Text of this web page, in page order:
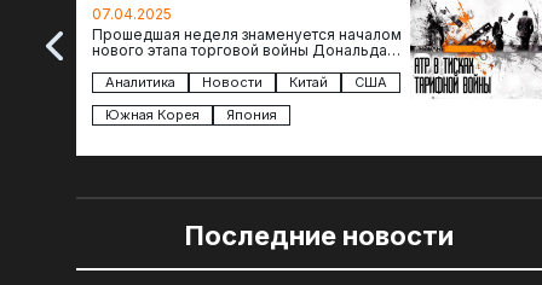
региона
07.04.2025
Прошедшая неделя знаменуется началом
нового этапа торговой войны Дональда
импорта из более 100 стран…
Аналитика Новости Китай
США
Южная Корея
Япония
Последние новости